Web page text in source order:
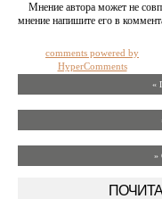
Мнение автора может не
мнение напишите его в
comments powered by
HyperComments
«
»